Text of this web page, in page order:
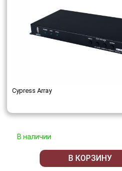
Cypress Array
В наличии
В КОРЗИНУ